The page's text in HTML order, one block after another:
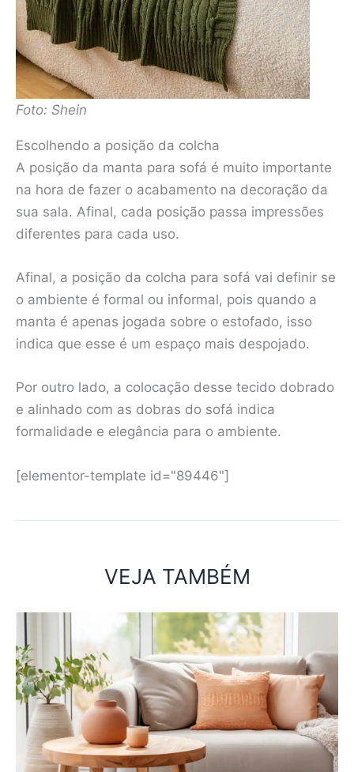
Foto: Shein
Escolhendo a posição da colcha
A posição da manta para sofá é muito importante
na hora de fazer o acabamento na decoração da
sua sala. Afinal, cada posição passa impressões
diferentes para cada uso.
Afinal, a posição da colcha para sofá vai definir se
o ambiente é formal ou informal, pois quando a
manta é apenas jogada sobre o estofado, isso
indica que esse é um espaço mais despojado.
Por outro lado, a colocação desse tecido dobrado
e alinhado com as dobras do sofá indica
formalidade e elegância para o ambiente.
[elementor-template id="89446"]
VEJA TAMBÉM